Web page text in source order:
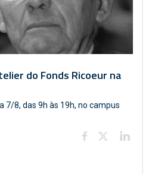
do Fonds Ricoeur na
7/8, das 9h às 19h, no campus